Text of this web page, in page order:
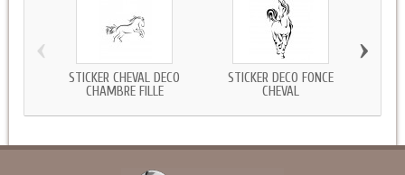
STICKER CHEVAL DECO
CHAMBRE FILLE
STICKER DECO FONCE
CHEVAL
‹ ›